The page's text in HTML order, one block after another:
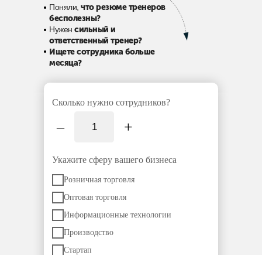
Поняли, что резюме тренеров
бесполезны?
Нужен сильный и
ответственный тренер?
Ищете сотрудника больше
месяца?
•
•
•
Сколько нужно сотрудников?
– +
Укажите сферу вашего бизнеса
Розничная торговля
Оптовая торговля
Информационные технологии
Производство
Стартап